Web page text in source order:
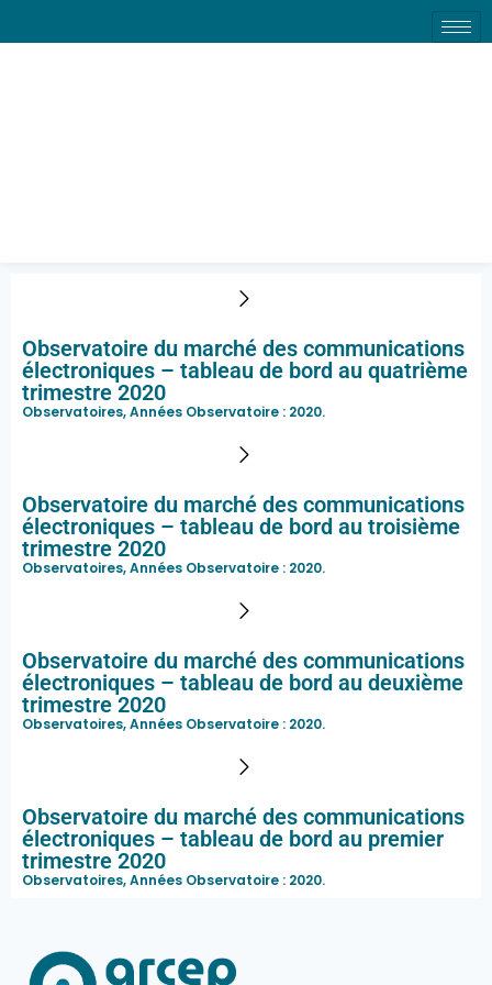
Observatoire du marché des communications
électroniques – tableau de bord au quatrième
trimestre 2020
Observatoires, Années Observatoire : 2020.
Observatoire du marché des communications
électroniques – tableau de bord au troisième
trimestre 2020
Observatoires, Années Observatoire : 2020.
Observatoire du marché des communications
électroniques – tableau de bord au deuxième
trimestre 2020
Observatoires, Années Observatoire : 2020.
Observatoire du marché des communications
électroniques – tableau de bord au premier
trimestre 2020
Observatoires, Années Observatoire : 2020.